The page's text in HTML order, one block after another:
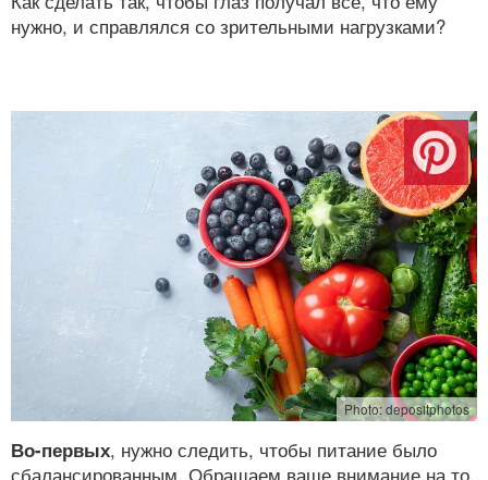
нужно, и справлялся со зрительными нагрузками?
Photo: depositphotos
Во-первых, нужно следить, чтобы питание было